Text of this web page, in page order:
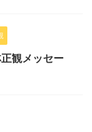
観メッセー